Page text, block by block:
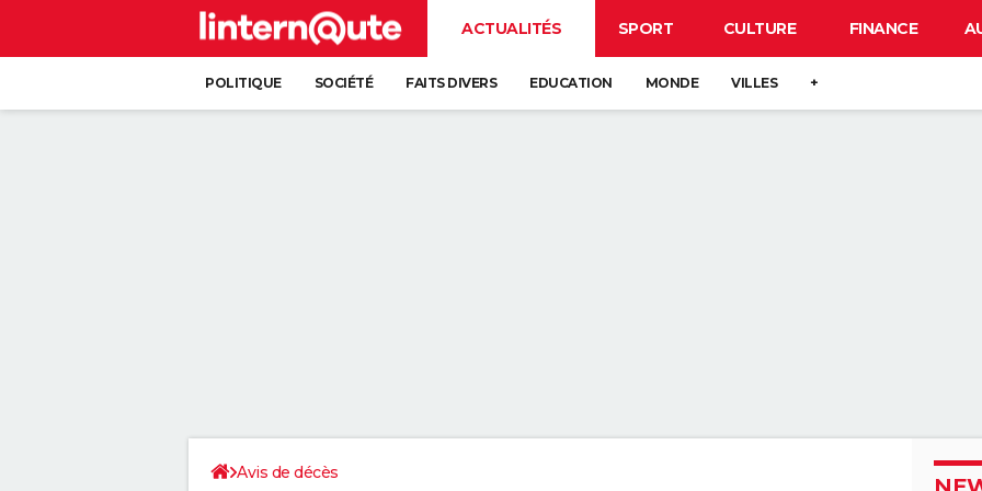
ACTUALITÉS SPORT CULTURE FINANCE
POLITIQUE SOCIÉTÉ FAITS DIVERS EDUCATION MONDE VILLES +
Avis de décès